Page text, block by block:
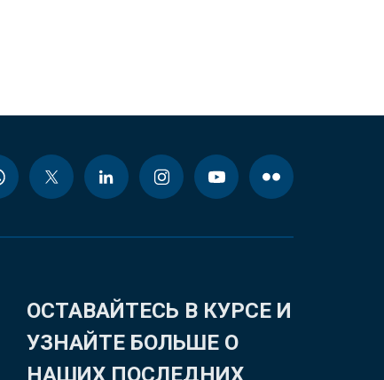
ОСТАВАЙТЕСЬ В КУРСЕ И
УЗНАЙТЕ БОЛЬШЕ О
НАШИХ ПОСЛЕДНИХ